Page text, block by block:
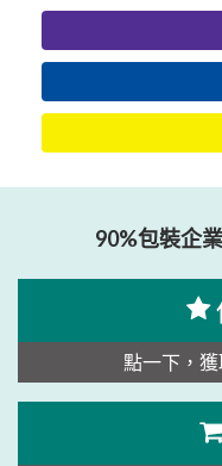
90%包裝企
點一下，